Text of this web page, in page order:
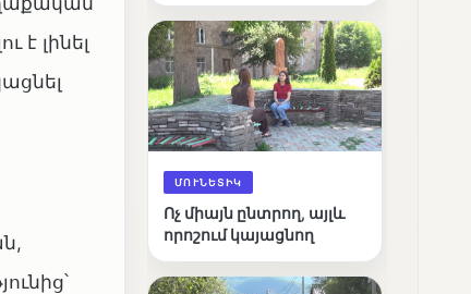
է լինել
արդյունքները
ՄՈՒՆԵՏԻԿ
Ոչ միայն ընտրող, այլև
որոշում կայացնող